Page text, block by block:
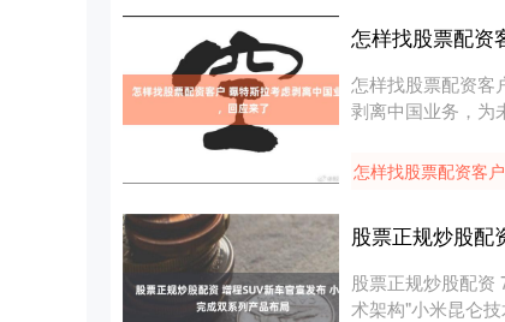
怎样找股票配资
怎样找股票配资客
剥离中国业务，为
怎样找股票配资客户
股票正规炒股配
股票正规炒股配资
术架构"小米昆仑